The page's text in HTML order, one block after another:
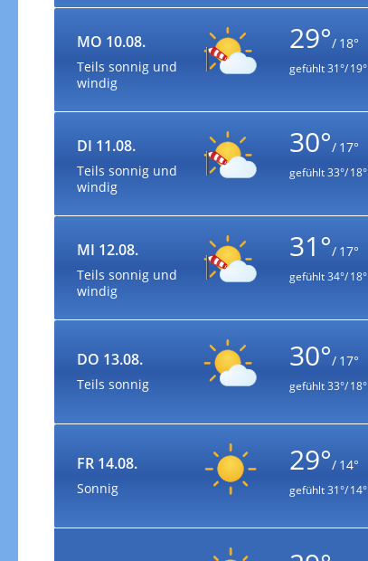
MO 10.08.
Teils sonnig und
windig
29°/ 18°
gefühlt31°/ 19°
DI 11.08.
Teils sonnig und
windig
30°/ 17°
gefühlt33°/ 18°
MI 12.08.
Teils sonnig und
windig
31°/ 17°
gefühlt34°/ 18°
DO 13.08.
Teils sonnig
30°/ 17°
gefühlt33°/ 18°
FR 14.08.
Sonnig
29°/ 14°
gefühlt31°/ 14°